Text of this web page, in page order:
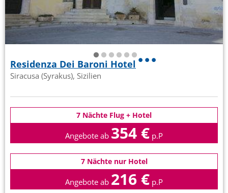
Residenza Dei Baroni Hotel
Siracusa (Syrakus), Sizilien
7 Nächte Flug + Hotel
Angebote ab 354 € p.P
7 Nächte nur Hotel
Angebote ab 216 € p.P